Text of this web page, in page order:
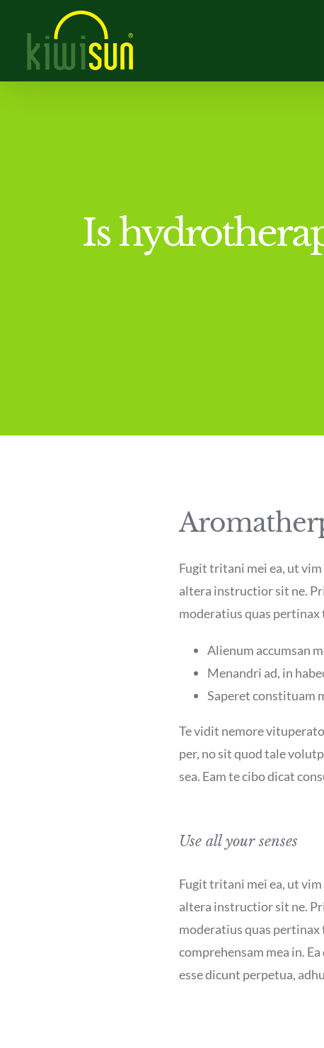
content
Is
Fugit tritani mei ea, ut
altera instructior sit ne.
moderatius quas
Alienum accumsan
Menandri ad, in
Saperet constituam
Te vidit nemore
per, no sit quod tale
sea. Eam te cibo dicat
Use all your senses
Fugit tritani mei ea, ut
altera instructior sit ne.
moderatius quas
comprehensam mea in.
esse dicunt perpetua,